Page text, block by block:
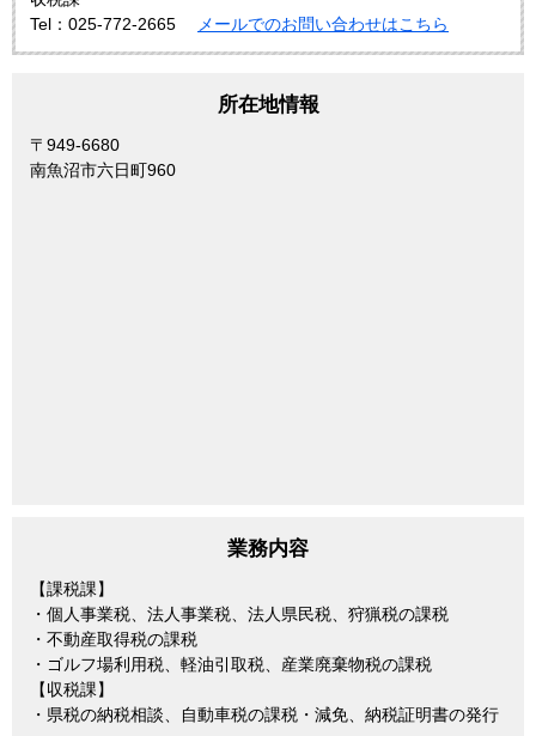
Tel：025-772-2665
メールでのお問い合わせはこちら
所在地情報
〒949-6680
南魚沼市六日町960
業務内容
【課税課】
・個人事業税、法人事業税、法人県民税、狩猟税の課税
・不動産取得税の課税
・ゴルフ場利用税、軽油引取税、産業廃棄物税の課税
【収税課】
・県税の納税相談、自動車税の課税・減免、納税証明書の発行